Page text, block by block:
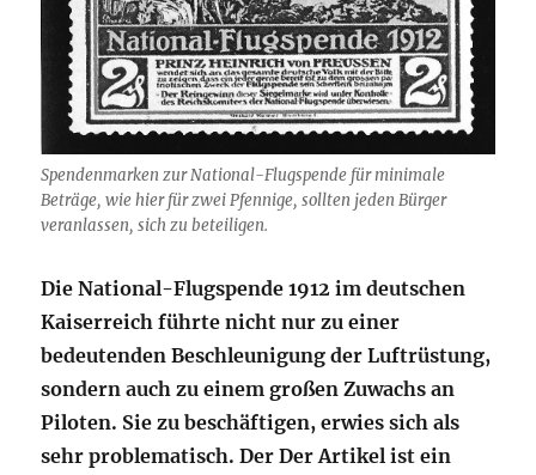
Spendenmarken zur National-Flugspende für minimale
Beträge, wie hier für zwei Pfennige, sollten jeden Bürger
veranlassen, sich zu beteiligen.
Die National-Flugspende 1912 im deutschen
Kaiserreich führte nicht nur zu einer
bedeutenden Beschleunigung der Luftrüstung,
sondern auch zu einem großen Zuwachs an
Piloten. Sie zu beschäftigen, erwies sich als
sehr problematisch. Der Der Artikel ist ein